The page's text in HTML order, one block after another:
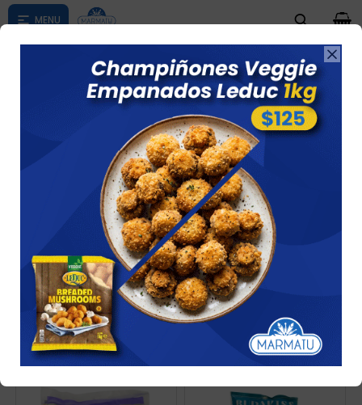

según su zona
0

OTROS
Ver 14 artículos
Recomendados
Filtrando por: Pasta Quitar filtros